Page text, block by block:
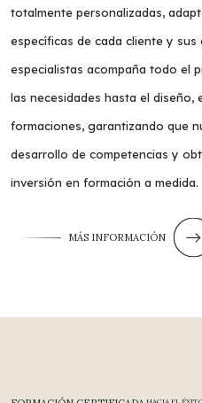
totalmente personalizadas,
específicas de cada cliente y
especialistas acompaña todo el
las necesidades hasta el diseño,
formaciones, garantizando que
desarrollo de competencias y
inversión en formación a medida.
MÁS INFORMACIÓN